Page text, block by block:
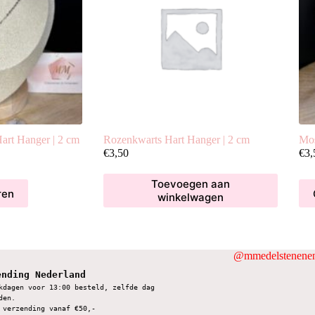
Hanger | 2 cm
Rozenkwarts Hart Hanger | 2 cm
€3,50
Toevoegen aan
winkelwagen
€
Nederland
voor 13:00 besteld, zelfde dag
vanaf €50,-